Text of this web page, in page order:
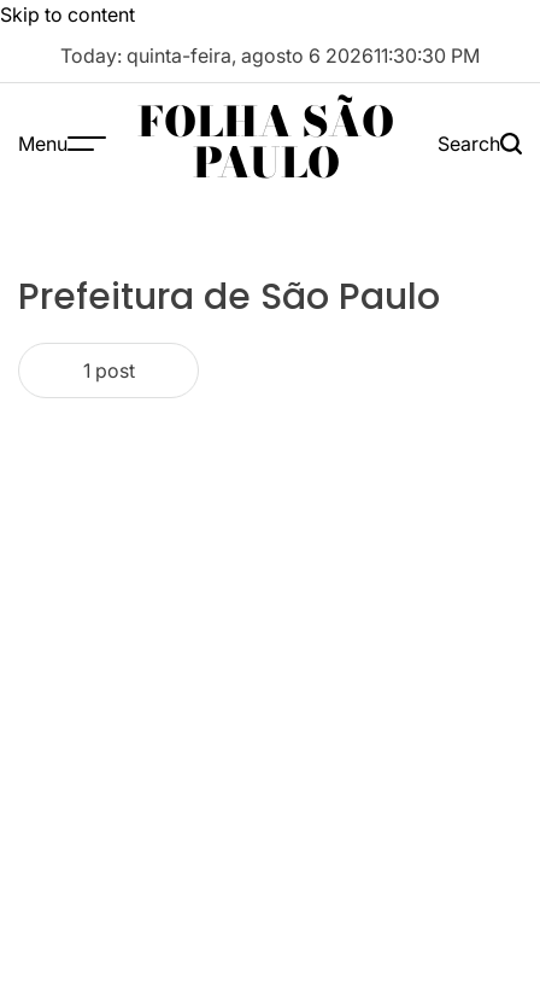
Skip to content
Today: quinta-feira, agosto 6 202611:30:30 PM
Menu FOLHA SÃO
PAULO Search
Prefeitura de São Paulo
1 post